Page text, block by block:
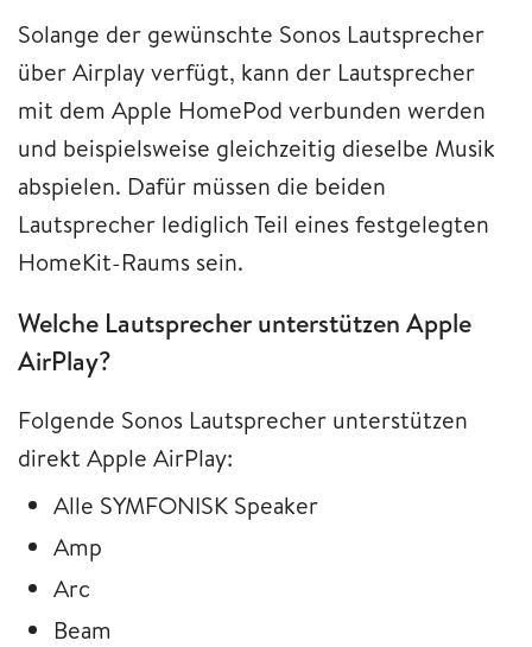
Solange der gewünschte Sonos Lautsprecher
über Airplay verfügt, kann der Lautsprecher
mit dem Apple HomePod verbunden werden
und beispielsweise gleichzeitig dieselbe Musik
abspielen. Dafür müssen die beiden
Lautsprecher lediglich Teil eines festgelegten
HomeKit-Raums sein.
Welche Lautsprecher unterstützen Apple
AirPlay?
Folgende Sonos Lautsprecher unterstützen
direkt Apple AirPlay:
Alle SYMFONISK Speaker
Amp
Arc
Beam